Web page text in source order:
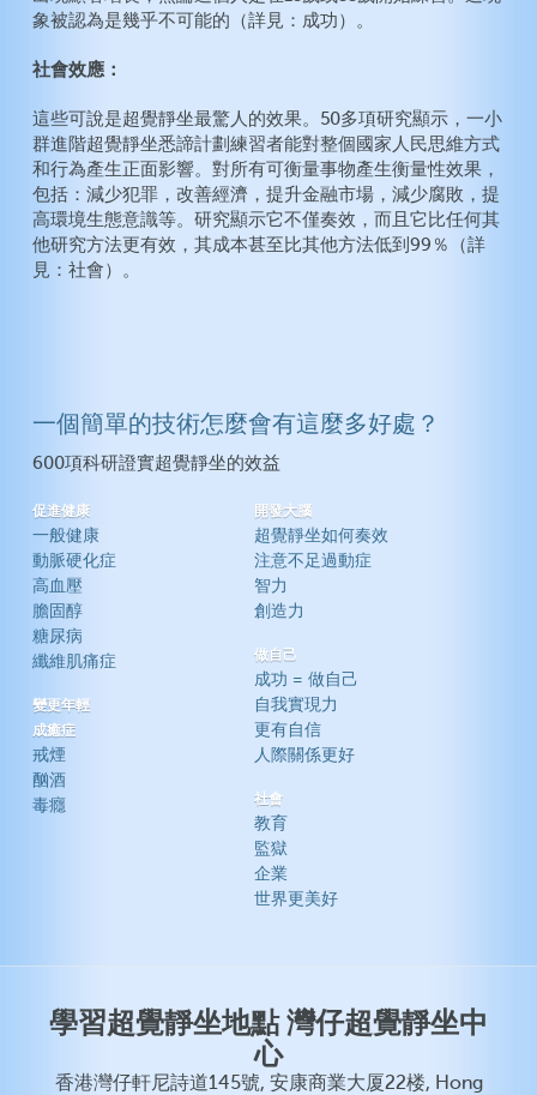
象被認為是幾乎不可能的（詳見：成功）。
社會效應：
這些可說是超覺靜坐最驚人的效果。50多項研究顯示，一小
群進階超覺靜坐悉諦計劃練習者能對整個國家人民思維方式
和行為產生正面影響。對所有可衡量事物產生衡量性效果，
包括：減少犯罪，改善經濟，提升金融市場，減少腐敗，提
高環境生態意識等。研究顯示它不僅奏效，而且它比任何其
他研究方法更有效，其成本甚至比其他方法低到99％（詳
見：社會）。
一個簡單的技術怎麼會有這麼多好處？
600項科研證實超覺靜坐的效益
促進健康
一般健康
動脈硬化症
高血壓
膽固醇
糖尿病
纖維肌痛症
變更年輕
成癒症
戒煙
酗酒
毒癮
開發大腦
超覺靜坐如何奏效
注意不足過動症
智力
創造力
做自己
成功 = 做自己
自我實現力
更有自信
人際關係更好
社會
教育
監獄
企業
世界更美好
學習超覺靜坐地點 灣仔超覺靜坐中
心
香港灣仔軒尼詩道145號, 安康商業大厦22楼, Hong